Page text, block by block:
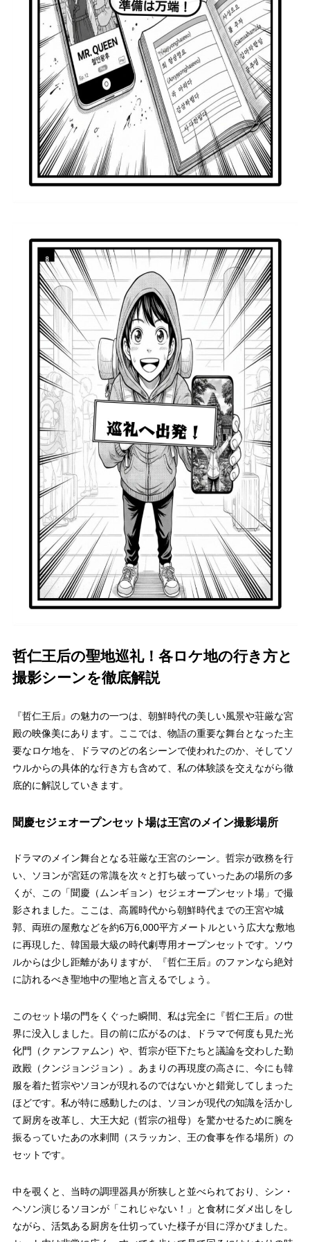
哲仁王后の聖地巡礼！各ロケ地の行き方と
撮影シーンを徹底解説
『哲仁王后』の魅力の一つは、朝鮮時代の美しい風景や荘厳な宮
殿の映像美にあります。ここでは、物語の重要な舞台となった主
要なロケ地を、ドラマのどの名シーンで使われたのか、そしてソ
ウルからの具体的な行き方も含めて、私の体験談を交えながら徹
底的に解説していきます。
聞慶セジェオープンセット場は王宮のメイン撮影場所
ドラマのメイン舞台となる荘厳な王宮のシーン。哲宗が政務を行
い、ソヨンが宮廷の常識を次々と打ち破っていったあの場所の多
くが、この「聞慶（ムンギョン）セジェオープンセット場」で撮
影されました。ここは、高麗時代から朝鮮時代までの王宮や城
郭、両班の屋敷などを約6万6,000平方メートルという広大な敷地
に再現した、韓国最大級の時代劇専用オープンセットです。ソウ
ルからは少し距離がありますが、『哲仁王后』のファンなら絶対
に訪れるべき聖地中の聖地と言えるでしょう。
このセット場の門をくぐった瞬間、私は完全に『哲仁王后』の世
界に没入しました。目の前に広がるのは、ドラマで何度も見た光
化門（クァンファムン）や、哲宗が臣下たちと議論を交わした勤
政殿（クンジョンジョン）。あまりの再現度の高さに、今にも韓
服を着た哲宗やソヨンが現れるのではないかと錯覚してしまった
ほどです。私が特に感動したのは、ソヨンが現代の知識を活かし
て厨房を改革し、大王大妃（哲宗の祖母）を驚かせるために腕を
振るっていたあの水剌間（スラッカン、王の食事を作る場所）の
セットです。
中を覗くと、当時の調理器具が所狭しと並べられており、シン・
ヘソン演じるソヨンが「これじゃない！」と食材にダメ出しをし
ながら、活気ある厨房を仕切っていた様子が目に浮かびました。